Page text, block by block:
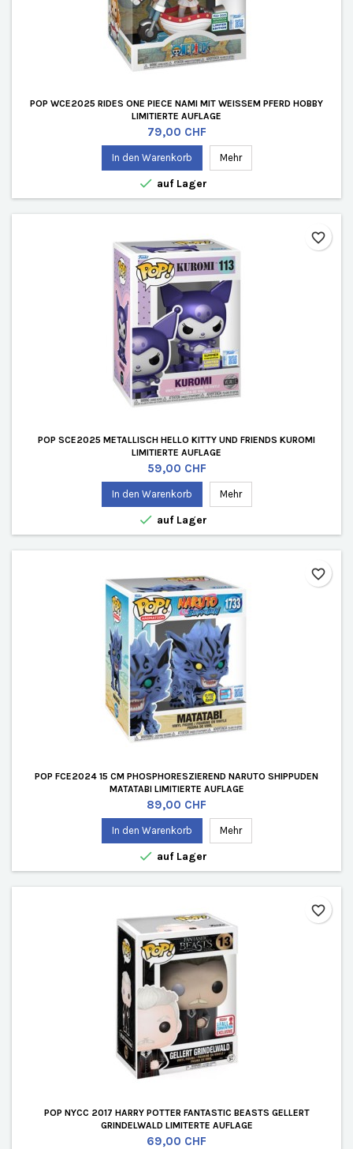
POP WCE2025 RIDES ONE PIECE NAMI MIT WEISSEM PFERD HOBBY
LIMITIERTE AUFLAGE
Preis
79,00 CHF
In den Warenkorb Mehr
 auf Lager
POP SCE2025 METALLISCH HELLO KITTY UND FRIENDS KUROMI
LIMITIERTE AUFLAGE
Preis
59,00 CHF
In den Warenkorb Mehr
 auf Lager
favorite_border
POP FCE2024 15 CM PHOSPHORESZIEREND NARUTO SHIPPUDEN
MATATABI LIMITIERTE AUFLAGE
Preis
89,00 CHF
In den Warenkorb Mehr
 auf Lager
favorite_border
POP NYCC 2017 HARRY POTTER FANTASTIC BEASTS GELLERT
GRINDELWALD LIMITERTE AUFLAGE
Preis
69,00 CHF
favorite_border